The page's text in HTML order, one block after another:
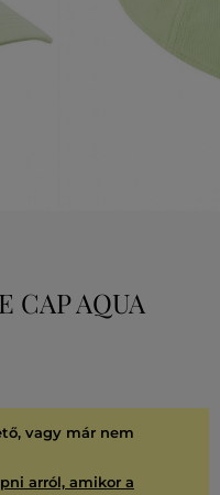
CAP AQUA
vagy már nem
arról, amikor a